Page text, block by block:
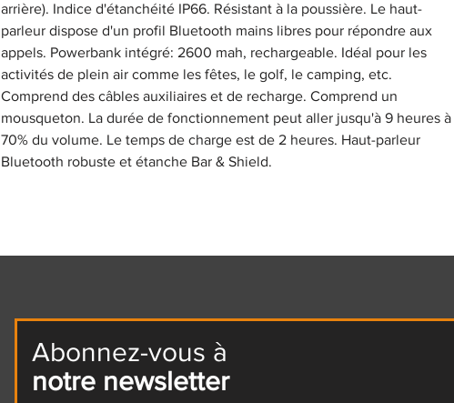
arrière). Indice d'étanchéité IP66. Résistant à la poussière. Le haut-
parleur dispose d'un profil Bluetooth mains libres pour répondre aux
appels. Powerbank intégré: 2600 mah, rechargeable. Idéal pour les
activités de plein air comme les fêtes, le golf, le camping, etc.
Comprend des câbles auxiliaires et de recharge. Comprend un
mousqueton. La durée de fonctionnement peut aller jusqu'à 9 heures à
70% du volume. Le temps de charge est de 2 heures. Haut-parleur
Bluetooth robuste et étanche Bar & Shield.
Abonnez-vous à
notre newsletter